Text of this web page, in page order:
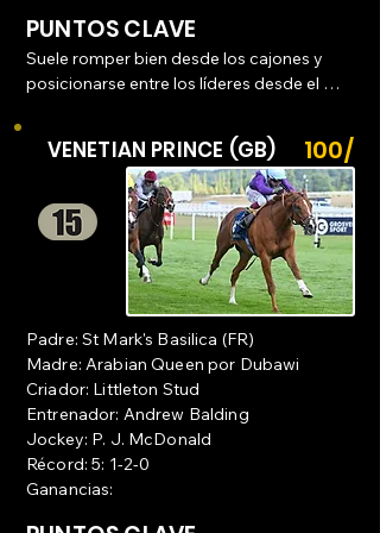
PUNTOS CLAVE
Suele romper bien desde los cajones y
posicionarse entre los líderes desde el
Stakes (G1), corrió de forma prominente,
manteniendo a sus principales rivales bajo
presión constante.
Capacidad de Aceleración Tardía:
A pesar de marcar el ritmo, conserva
energía para rematar. Su jinete, David
Egan, destacó que en los últimos 100
metros del debut mostró una gran
capacidad para acelerar y galopar con
fuerza hasta la meta.
Resistencia y Tenacidad: Es descrito
como un caballo que "lleva el corazón en
la manga", capaz de "correr a sus rivales
100/
1
VENETIAN PRINCE (GB)
Padre: St Mark's Basilica (FR)
Madre: Arabian Queen por Dubawi
Criador: Littleton Stud
Entrenador: Andrew Balding
Jockey: P. J. McDonald
Récord: 5: 1-2-0
Ganancias: